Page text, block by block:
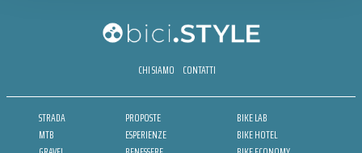
CHI SIAMO CONTATTI
STRADA
MTB
PROPOSTE
ESPERIENZE
BIKE LAB
BIKE HOTEL